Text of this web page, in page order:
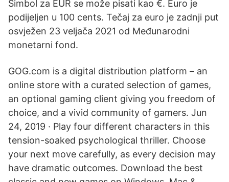
Simbol za EUR se može pisati kao €. Euro je
podijeljen u 100 cents. Tečaj za euro je zadnji put
osvježen 23 veljača 2021 od Međunarodni
monetarni fond.
GOG.com is a digital distribution platform – an
online store with a curated selection of games,
an optional gaming client giving you freedom of
choice, and a vivid community of gamers. Jun
24, 2019 · Play four different characters in this
tension-soaked psychological thriller. Choose
your next move carefully, as every decision may
have dramatic outcomes. Download the best